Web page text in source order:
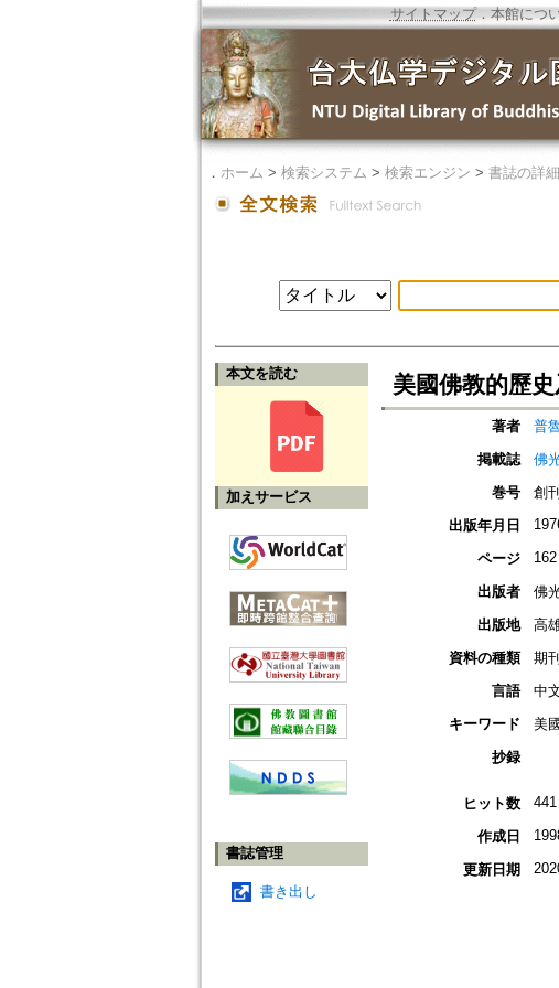
サイトマップ．本館につ
． ホーム > 検索システム > 検索エンジン > 書誌の詳
本文を読む
加えサービス
書誌管理
書き出し
美國佛教的歷
著者 普
掲載誌
佛
巻号
創
出版年月日
ページ
出版者
佛
出版地
高
資料の種類
期
言語
中
キーワード
美
抄録
ヒット数 441
作成日
更新日期